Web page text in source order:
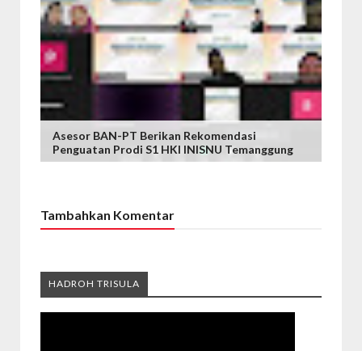
Asesor BAN-PT Berikan Rekomendasi
Penguatan Prodi S1 HKI INISNU Temanggung
Tambahkan Komentar
HADROH TRISULA